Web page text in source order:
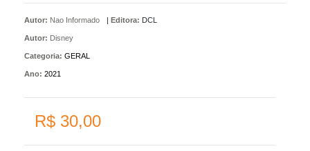
Autor: Nao Informado
Autor: Disney
Editora: DCL
Categoria: GERAL
Ano: 2021
R$ 30,00